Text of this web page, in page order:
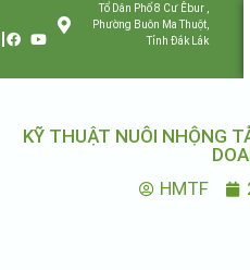
Tổ Dân Phố 8 Cư Êbur ,
Phường Buôn Ma Thuột,
Tỉnh Đắk Lắk
KỸ THUẬT NUÔI NHỘNG
HMTF